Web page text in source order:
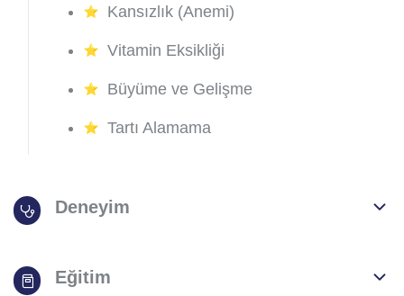
Kansızlık (Anemi)
Vitamin Eksikliği
Büyüme ve Gelişme
Tartı Alamama
Deneyim
Eğitim